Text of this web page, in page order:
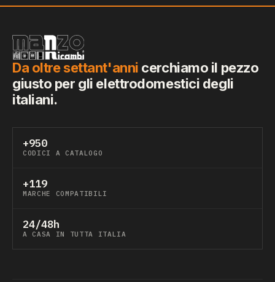
Da oltre settant'anni cerchiamo il pezzo
giusto per gli elettrodomestici degli
italiani.
+950
CODICI A CATALOGO
+119
MARCHE COMPATIBILI
24/48h
A CASA IN TUTTA ITALIA